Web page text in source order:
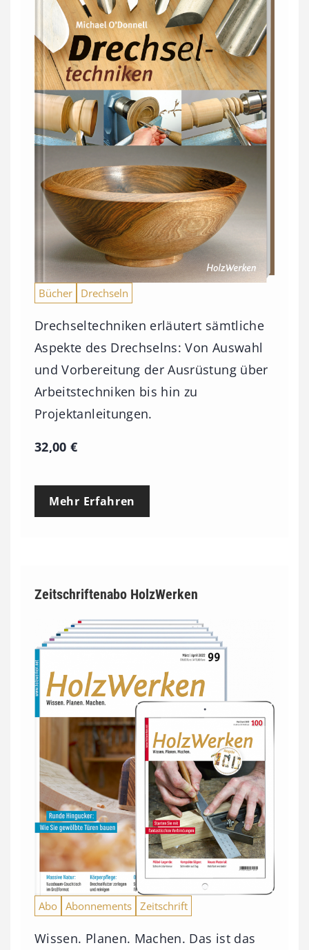
Bücher Drechseln
Drechseltechniken erläutert sämtliche
Aspekte des Drechselns: Von Auswahl
und Vorbereitung der Ausrüstung über
Arbeitstechniken bis hin zu
Projektanleitungen.
32,00€
Mehr Erfahren
Zeitschriftenabo HolzWerken
Abo Abonnements Zeitschrift
Wissen. Planen. Machen. Das ist das